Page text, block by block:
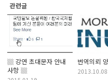
관련글
▒ 강연 초대문자 안내
사항 ▒
번역의뢰
2013.10.08